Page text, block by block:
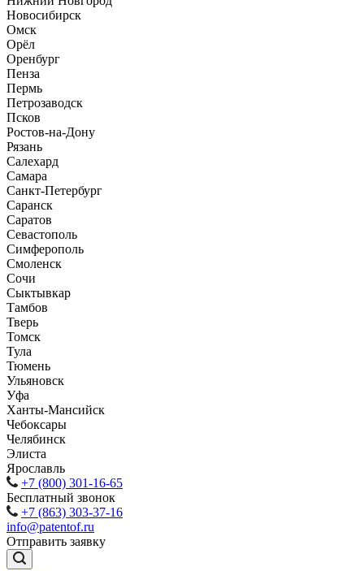
Новосибирск
Омск
Орёл
Оренбург
Пенза
Пермь
Петрозаводск
Псков
Ростов-на-Дону
Рязань
Салехард
Самара
Санкт-Петербург
Саранск
Саратов
Севастополь
Симферополь
Смоленск
Сочи
Сыктывкар
Тамбов
Тверь
Томск
Тула
Тюмень
Ульяновск
Уфа
Ханты-Мансийск
Чебоксары
Челябинск
Элиста
Ярославль
+7 (800) 301-16-65
Бесплатный звонок
+7 (863) 303-37-16
info@patentof.ru
Отправить заявку